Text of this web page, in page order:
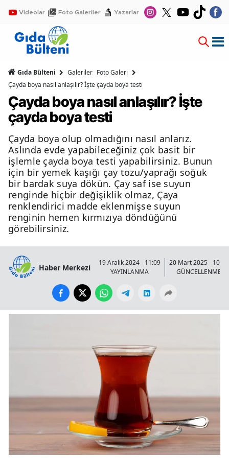
Videolar Foto Galeriler Yazarlar
Gıda Bülteni Galeriler Foto Galeri
Çayda boya nasıl anlaşılır? İşte çayda boya testi
Çayda boya nasıl anlaşılır? İşte
çayda boya testi
Çayda boya olup olmadığını nasıl anlarız.
Aslında evde yapabileceğiniz çok basit bir
işlemle çayda boya testi yapabilirsiniz. Bunun
için bir yemek kaşığı çay tozu/yaprağı soğuk
bir bardak suya dökün. Çay saf ise suyun
renginde hiçbir değişiklik olmaz, Çaya
renklendirici madde eklenmişse suyun
renginin hemen kırmızıya döndüğünü
görebilirsiniz.
Haber Merkezi
19 Aralık 2024 - 11:09
YAYINLANMA
20 Mart 2025 - 10:55
GÜNCELLENME